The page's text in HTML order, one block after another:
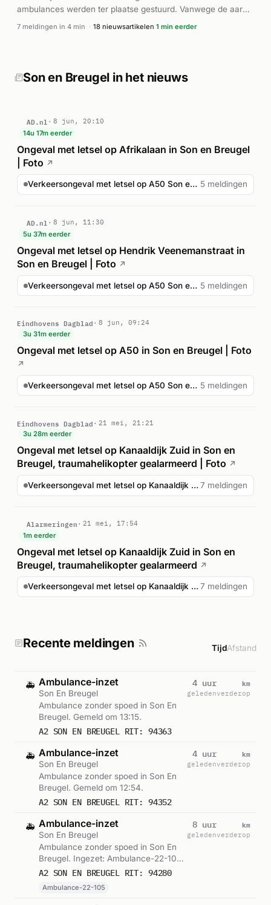
ambulances werden ter plaatse gestuurd. Vanwege de aard
van het incident werd een traumahelikopter gealarmeerd.
beschikbare informatie niet duidelijk, maar de inzet van de
traumahelikopter duidt op een ernstige situatie.
7 meldingen in 4 min · 18 nieuwsartikelen 1 min eerder
Son en Breugel in het nieuws
AD.nl
8 jun, 20:10
14u 17m eerder
Ongeval met letsel op Afrikalaan in Son en Breugel
| Foto ↗
Verkeersongeval met letsel op A50 Son en Breugel 5 meldingen
AD.nl
8 jun, 11:30
5u 37m eerder
Ongeval met letsel op Hendrik Veenemanstraat in
Son en Breugel | Foto ↗
Verkeersongeval met letsel op A50 Son en Breugel 5 meldingen
Eindhovens Dagblad
8 jun, 09:24
3u 31m eerder
Ongeval met letsel op A50 in Son en Breugel | Foto
↗
Verkeersongeval met letsel op A50 Son en Breugel 5 meldingen
Eindhovens Dagblad
21 mei, 21:21
3u 28m eerder
Ongeval met letsel op Kanaaldijk Zuid in Son en
Breugel, traumahelikopter gealarmeerd | Foto ↗
Verkeersongeval met letsel op Kanaaldijk Zuid Son en Breugel 7 meldingen
Alarmeringen
21 mei, 17:54
1m eerder
Ongeval met letsel op Kanaaldijk Zuid in Son en
Breugel, traumahelikopter gealarmeerd ↗
Verkeersongeval met letsel op Kanaaldijk Zuid Son en Breugel7 meldingen
Recente meldingen TijdAfstand
🚑 Ambulance-inzet
Son En Breugel
Ambulance zonder spoed in Son En
Breugel. Gemeld om 13:15.
A2 SON EN BREUGEL RIT: 94363
4 uur
geleden
km
verderop
🚑 Ambulance-inzet
Son En Breugel
Ambulance zonder spoed in Son En
Breugel. Gemeld om 12:54.
A2 SON EN BREUGEL RIT: 94352
4 uur
geleden
km
verderop
🚑 Ambulance-inzet
Son En Breugel
Ambulance zonder spoed in Son En
Breugel. Ingezet: Ambulance-22-105.
Gemeld om 08:25.
A2 SON EN BREUGEL RIT: 94280
Ambulance-22-105
8 uur
geleden
km
verderop